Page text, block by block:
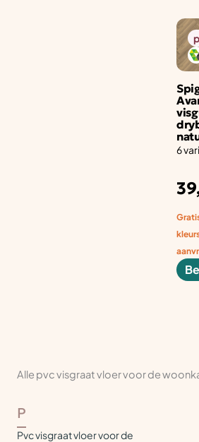
6
Alle pvc visgraat vloer voor de
P
Pvc visgraat vloer voor de